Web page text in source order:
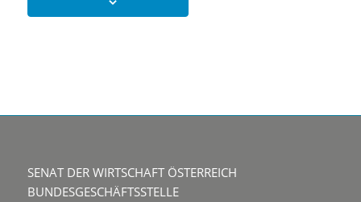
SENAT DER WIRTSCHAFT ÖSTERREICH
BUNDESGESCHÄFTSSTELLE